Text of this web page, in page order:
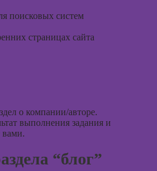
поисковых систем
страницах сайта
о компании/авторе.
выполнения задания и
вами.
“блог”